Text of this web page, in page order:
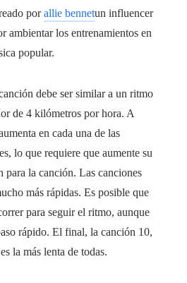
porallie bennetun influencer
ambientar los entrenamientos en
popular.
debe ser similar a un ritmo
de 4 kilómetros por hora. A
en cada una de las
lo que requiere que aumente su
para la canción. Las canciones
más rápidas. Es posible que
para seguir el ritmo, aunque
rápido. El final, la canción 10,
la más lenta de todas.